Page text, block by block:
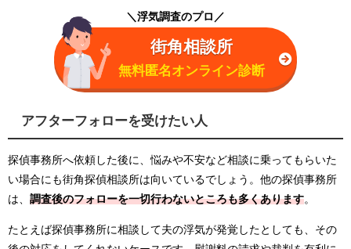
＼浮気調査のプロ／
街角相談所
無料匿名オンライン診断
アフターフォローを受けたい人
探偵事務所へ依頼した後に、悩みや不安など相談に乗ってもらいた
い場合にも街角探偵相談所は向いているでしょう。他の探偵事務所
は、 調査後のフォローを一切行わないところも多くあります。
たとえば探偵事務所に相談して夫の浮気が発覚したとしても、その